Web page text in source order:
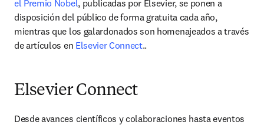
el Premio Nobel, publicadas por Elsevier, se ponen a
disposición del público de forma gratuita cada año,
mientras que los galardonados son homenajeados a través
de artículos en Elsevier Connect..
Elsevier Connect
Desde avances científicos y colaboraciones hasta eventos